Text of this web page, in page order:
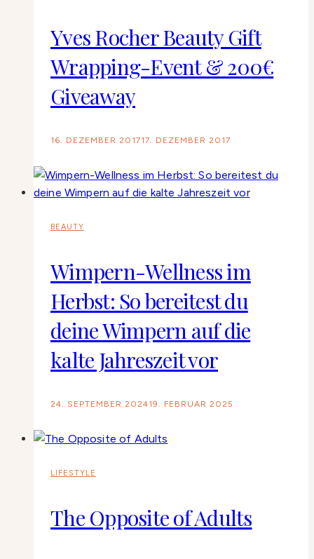
Yves Rocher Beauty Gift
Wrapping-Event & 200€
Giveaway
16. DEZEMBER 201717. DEZEMBER 2017
BEAUTY
Wimpern-Wellness im
Herbst: So bereitest du
deine Wimpern auf die
kalte Jahreszeit vor
24. SEPTEMBER 202419. FEBRUAR 2025
LIFESTYLE
The Opposite of Adults